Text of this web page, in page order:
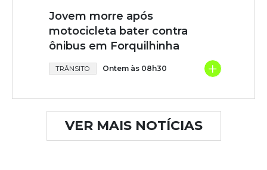
Jovem morre após
motocicleta bater contra
ônibus em Forquilhinha
TRÂNSITO Ontem às 08h30 +
VER MAIS NOTÍCIAS